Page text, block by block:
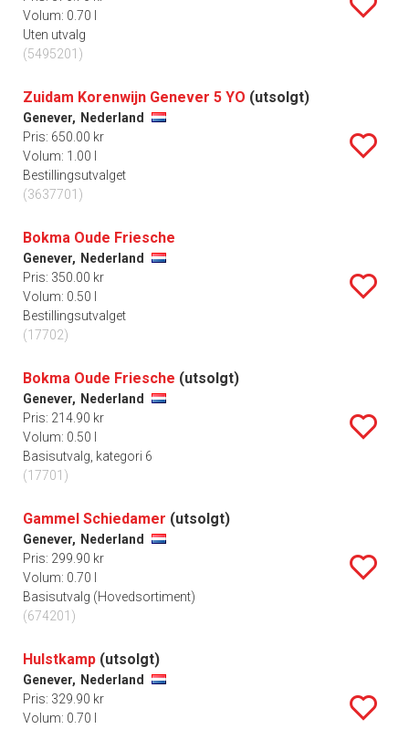
Volum: 0.70 l
Uten utvalg
(5495201)
Zuidam Korenwijn Genever 5 YO (utsolgt)
Genever, Nederland
Pris: 650.00 kr
Volum: 1.00 l
Bestillingsutvalget
(3637701)
Bokma Oude Friesche
Genever, Nederland
Pris: 350.00 kr
Volum: 0.50 l
Bestillingsutvalget
(17702)
Bokma Oude Friesche (utsolgt)
Genever, Nederland
Pris: 214.90 kr
Volum: 0.50 l
Basisutvalg, kategori 6
(17701)
Gammel Schiedamer (utsolgt)
Genever, Nederland
Pris: 299.90 kr
Volum: 0.70 l
Basisutvalg (Hovedsortiment)
(674201)
Hulstkamp (utsolgt)
Genever, Nederland
Pris: 329.90 kr
Volum: 0.70 l